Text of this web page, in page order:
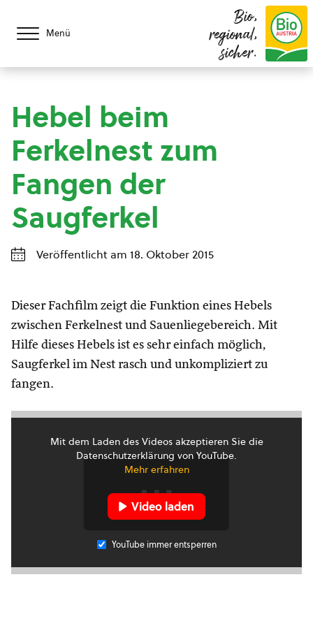
Menü
Bio,
regional,
sicher.
Hebel beim
Ferkelnest zum
Fangen der
Saugferkel
Veröffentlicht am 18. Oktober 2015
Dieser Fachfilm zeigt die Funktion eines Hebels
zwischen Ferkelnest und Sauenliegebereich. Mit
Hilfe dieses Hebels ist es sehr einfach möglich,
Saugferkel im Nest rasch und unkompliziert zu
fangen.
Mit dem Laden des Videos akzeptieren Sie die
Datenschutzerklärung von YouTube.
Mehr erfahren
Video laden
YouTube immer entsperren